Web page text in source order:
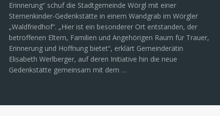
Erinnerung“ schuf die Stadtgemeinde Wörgl mit einer
Sternenkinder-Gedenkstätte in einem Wandgrab im Wörgler
„Waldfriedhof“. „Hier ist ein besonderer Ort entstanden, der
betroffenen Eltern, Familien und Angehörigen Raum für Trauer,
Erinnerung und Hoffnung bietet“, erklärt Gemeinderätin
Elisabeth Werlberger, auf deren Initiative hin die neue
Gedenkstätte gemeinsam mit dem …